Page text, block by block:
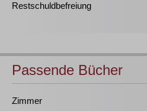
Restschuldbefreiung
Passende Bücher
Zimmer